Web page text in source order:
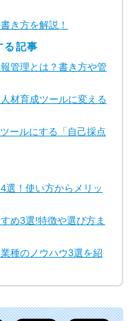
き方を解説！
る記事
管理とは？書き方や管
材育成ツールに変える
ールにする「自己採点
選！使い方からメリッ
め3選!特徴や選び方ま
種のノウハウ3選を紹